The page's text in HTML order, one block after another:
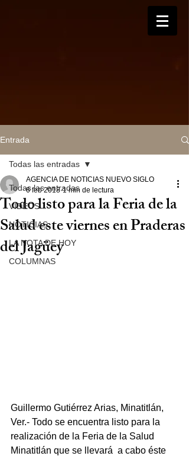
Entrada
Todas las entradas
VIDEOS
NOTICIAS
LA NOTA DE HOY
COLUMNAS
Todas las entradas
Todo listo para la Feria de la
Salud este viernes en Praderas
del Jagüey
AGENCIA DE NOTICIAS NUEVO SIGLO
6 feb 2018 1 min de lectura
Guillermo Gutiérrez Arias, Minatitlán,
Ver.- Todo se encuentra listo para la
realización de la Feria de la Salud
Minatitlán que se llevará  a cabo éste